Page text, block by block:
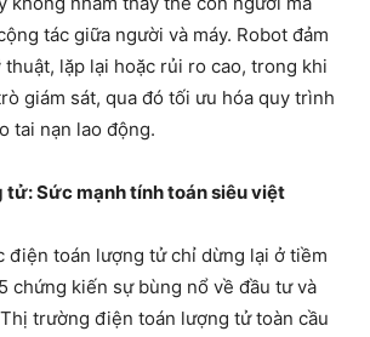
tác giữa người và máy. Robot đảm
thuật, lặp lại hoặc rủi ro cao, trong khi
giám sát, qua đó tối ưu hóa quy trình
tai nạn lao động.
tử: Sức mạnh tính toán siêu việt
điện toán lượng tử chỉ dừng lại ở tiềm
chứng kiến sự bùng nổ về đầu tư và
trường điện toán lượng tử toàn cầu